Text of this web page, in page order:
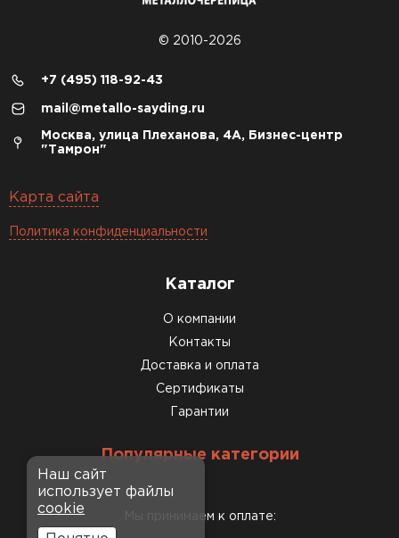
© 2010-2026
+7 (495) 118-92-43
mail@metallo-sayding.ru
Москва, улица Плеханова, 4А, Бизнес-центр
"Тамрон"
Карта сайта
Политика конфиденциальности
Каталог
О компании
Контакты
Доставка и оплата
Сертификаты
Гарантии
Популярные категории
Мы принимаем к оплате:
Наш сайт
использует файлы
cookie